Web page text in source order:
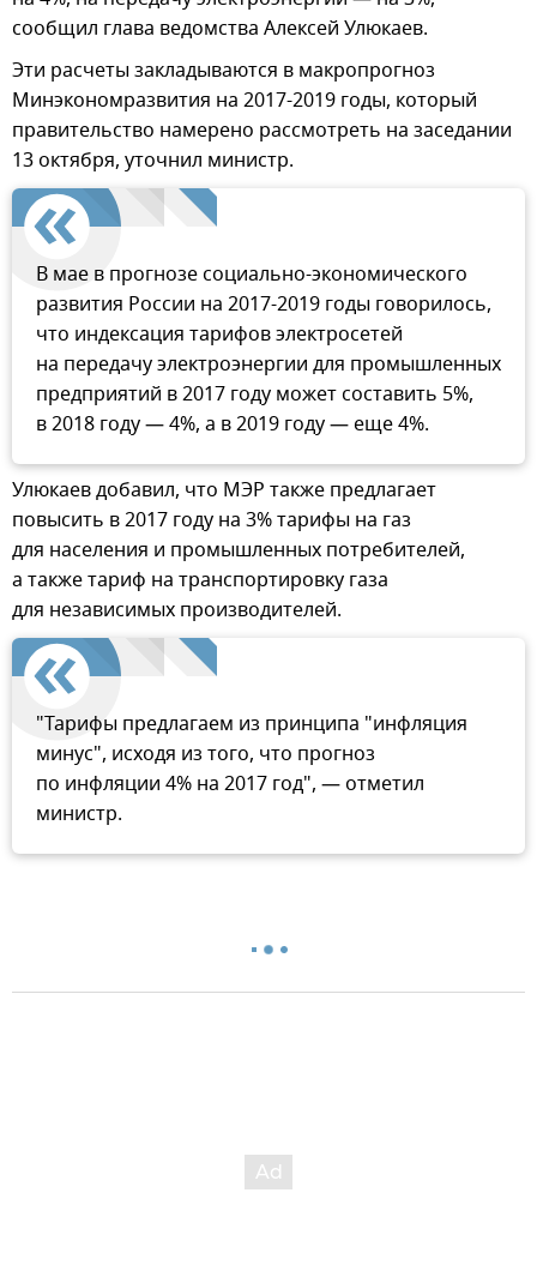
сообщил глава ведомства Алексей Улюкаев.
Эти расчеты закладываются в макропрогноз
Минэкономразвития на 2017-2019 годы, который
правительство намерено рассмотреть на заседании
13 октября, уточнил министр.
В мае в прогнозе социально-экономического
развития России на 2017-2019 годы говорилось,
что индексация тарифов электросетей
на передачу электроэнергии для промышленных
предприятий в 2017 году может составить 5%,
в 2018 году — 4%, а в 2019 году — еще 4%.
Улюкаев добавил, что МЭР также предлагает
повысить в 2017 году на 3% тарифы на газ
для населения и промышленных потребителей,
а также тариф на транспортировку газа
для независимых производителей.
"Тарифы предлагаем из принципа "инфляция
минус", исходя из того, что прогноз
по инфляции 4% на 2017 год", — отметил
министр.